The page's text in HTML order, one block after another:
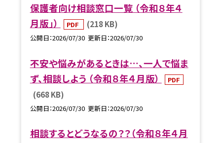
保護者向け相談窓口一覧 （令和８年４
月版」）
PDF (218 KB)
公開日 2026/07/30 更新日 2026/07/30
不安や悩みがあるときは…、一人で悩ま
ず、相談しよう （令和８年４月版）
PDF
(668 KB)
公開日 2026/07/30 更新日 2026/07/30
相談するとどうなるの？？（令和８年４月